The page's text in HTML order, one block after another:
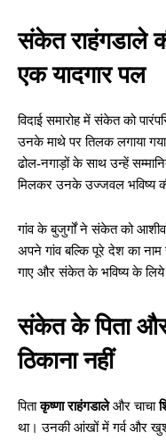
संकेत राहंगडाले
एक यादगार पल
विदाई समारोह में संकेत को
उनके माथे पर तिलक लगाया
ढोल-नगाड़ों के साथ उन्हें
मिलकर उनके उज्जवल भविष्य
गांव के बुजुर्गों ने संकेत को
अपने गांव बल्कि पूरे देश का
गाए और संकेत के भविष्य के लिये
संकेत के पिता
ठिकाना नहीं
पिताकृष्णा राहंगडालेऔर चाचा
था। उनकी आंखों में गर्व और